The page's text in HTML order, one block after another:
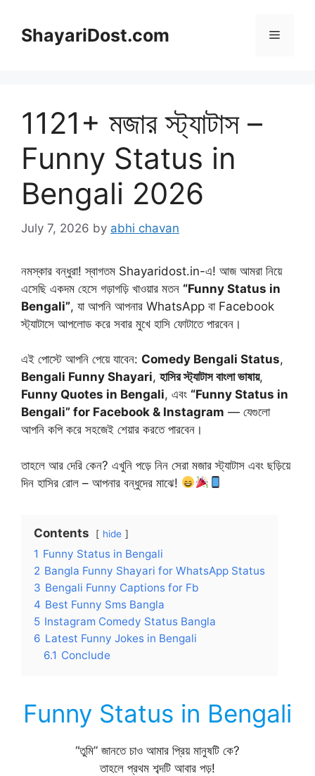
contentShayariDost.com Menu
1121+ মজার স্ট্যাটাস –
Funny Status in
Bengali 2026
July 7, 2026 by abhi chavan
নমস্কার বন্ধুরা! স্বাগতম Shayaridost.in-এ! আজ আমরা নিয়ে
এসেছি একদম হেসে গড়াগড়ি খাওয়ার মতন “Funny Status in
Bengali”, যা আপনি আপনার WhatsApp বা Facebook
স্ট্যাটাসে আপলোড করে সবার মুখে হাসি ফোটাতে পারবেন।
এই পোস্টে আপনি পেয়ে যাবেন: Comedy Bengali Status,
Bengali Funny Shayari, হাসির স্ট্যাটাস বাংলা ভাষায়,
Funny Quotes in Bengali, এবং “Funny Status in
Bengali” for Facebook & Instagram — যেগুলো
আপনি কপি করে সহজেই শেয়ার করতে পারবেন।
তাহলে আর দেরি কেন? এখুনি পড়ে নিন সেরা মজার স্ট্যাটাস এবং ছড়িয়ে
দিন হাসির রোল – আপনার বন্ধুদের মাঝে!
Contents hide
1 Funny Status in Bengali
2 Bangla Funny Shayari for WhatsApp Status
3 Bengali Funny Captions for Fb
4 Best Funny Sms Bangla
5 Instagram Comedy Status Bangla
6 Latest Funny Jokes in Bengali
6.1 Conclude
Funny Status in Bengali
“তুমি” জানতে চাও আমার প্রিয় মানুষটি কে?
তাহলে প্রথম শব্দটি আবার পড়!